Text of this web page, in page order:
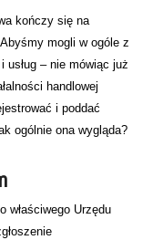
kończy się na
mogli w ogóle z
– nie mówiąc już
handlowej
i poddać
ogólnie ona wygląda?
właściwego Urzędu